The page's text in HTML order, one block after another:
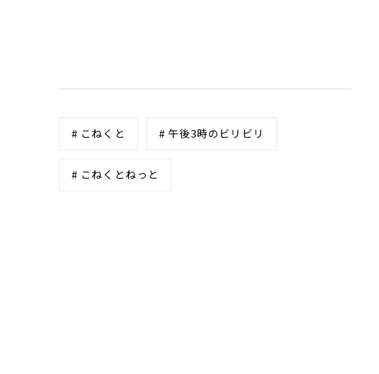
# こねくと # 午後3時のビリビリ
# こねくとねっと